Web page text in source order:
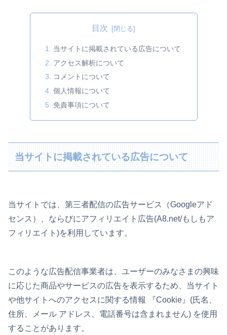
目次
当サイトに掲載されている広告について
アクセス解析について
コメントについて
個人情報について
免責事項について
当サイトに掲載されている広告について
当サイトでは、第三者配信の広告サービス（Googleアド
センス）、ならびにアフィリエイト広告(A8.net/もしもア
フィリエイト)を利用しています。
このような広告配信事業者は、ユーザーのみなさまの興味
に応じた商品やサービスの広告を表示するため、当サイト
や他サイトへのアクセスに関する情報 『Cookie』(氏名、
住所、メール アドレス、電話番号は含まれません) を使用
することがあります。